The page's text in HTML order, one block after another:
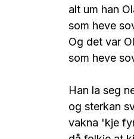
alt um han
som heve
Og det var
som heve
Han la seg
og sterkan
vakna 'kje